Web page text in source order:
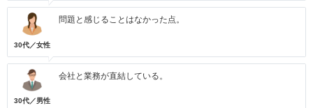
30代／女性
問題と感じることはなかった点。
30代／男性
会社と業務が直結している。